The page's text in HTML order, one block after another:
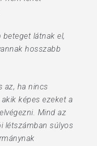
beteget látnak el,
hosszabb
az, ha nincs
képes ezeket a
Mind az
létszámban súlyos